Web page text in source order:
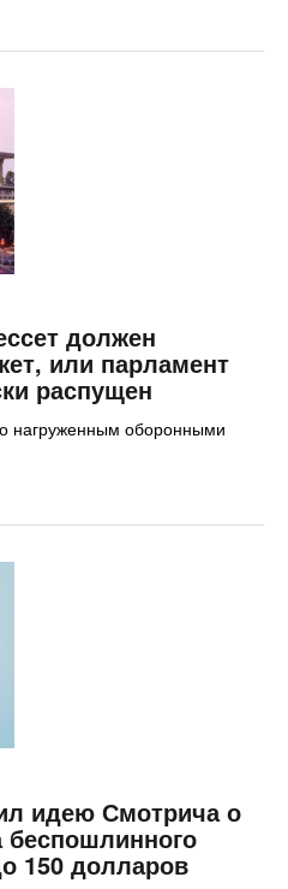
должен
или парламент
распущен
нагруженным оборонными
идею Смотрича о
150 долларов